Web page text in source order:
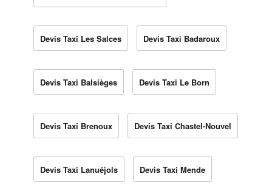
Devis Taxi Les Salces Devis Taxi Badaroux
Devis Taxi Balsièges Devis Taxi Le Born
Devis Taxi Brenoux Devis Taxi Chastel-Nouvel
Devis Taxi Lanuéjols Devis Taxi Mende